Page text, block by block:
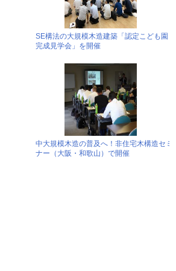
SE構法の大規模木造建築「認定こども園
完成見学会」を開催
中大規模木造の普及へ！非住宅木構造セミ
ナー（大阪・和歌山）で開催